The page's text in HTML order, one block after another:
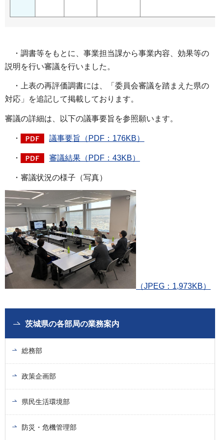
・調書等をもとに、事業担当課から事業内容、効果等の
説明を行い審議を行いました。
・上表の再評価調書には、「委員会審議を踏まえた県の
対応」を追記して掲載しております。
審議の詳細は、以下の議事要旨を参照願います。
・ 議事要旨（PDF：176KB）
・ 審議結果（PDF：43KB）
・審議状況の様子（写真）
（JPEG：1,973KB）
茨城県の各部局の業務案内
総務部
政策企画部
県民生活環境部
防災・危機管理部